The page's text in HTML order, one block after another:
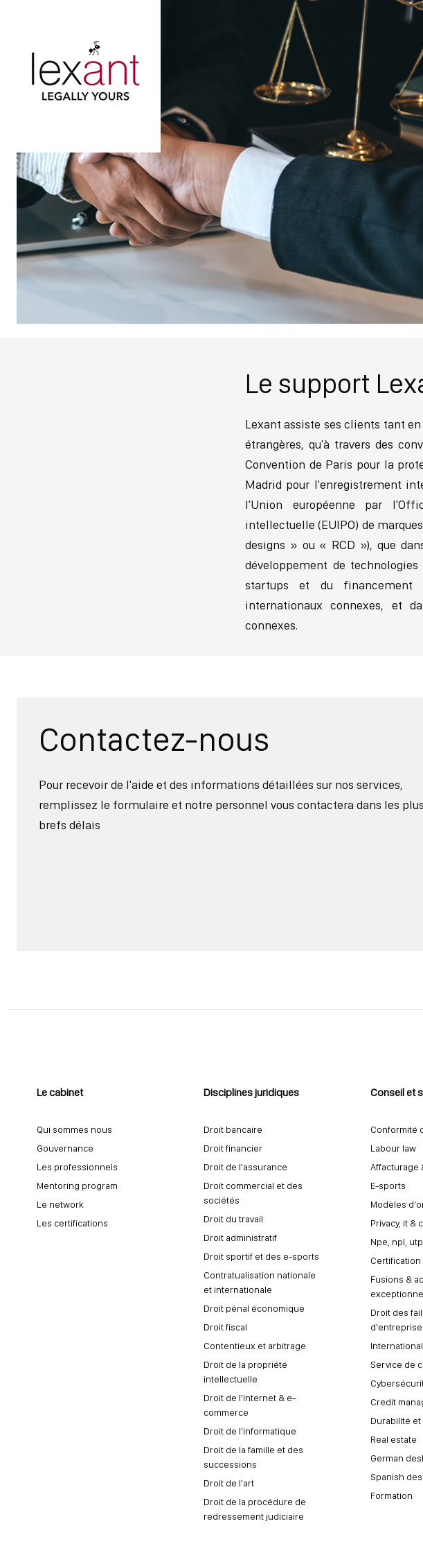
Le support
Lexant assiste ses clients tant
étrangères, qu'à travers des
Convention de Paris pour la
Madrid pour l'enregistrement
l'Union européenne par
intellectuelle (EUIPO) de
designs » ou « RCD »), que
développement de
startups et du financement
internationaux connexes, et
connexes.
Contactez-nous
Pour recevoir de l'aide et des informations détaillées sur nos services,
remplissez le formulaire et notre personnel vous contactera dans les plus
brefs délais
Le cabinet
Qui sommes nous
Gouvernance
Les professionnels
Mentoring program
Le network
Les certifications
Disciplines juridiques
Droit bancaire
Droit financier
Droit de l'assurance
Droit commercial et des
sociétés
Droit du travail
Droit administratif
Droit sportif et des e-sports
Contratualisation nationale
et internationale
Droit pénal économique
Droit fiscal
Contentieux et arbitrage
Droit de la propriété
intellectuelle
Droit de l'internet & e-
commerce
Droit de l'informatique
Droit de la famille et des
successions
Droit de l'art
Droit de la procédure de
redressement judiciaire
Conseil et
Conformité
Labour law
Affacturage
E-sports
Modèles
Privacy, it &
Npe, npl, utp
Fusions &
Droit des
Service de
Credit
Durabilité et
Real estate
German
Spanish
Formation